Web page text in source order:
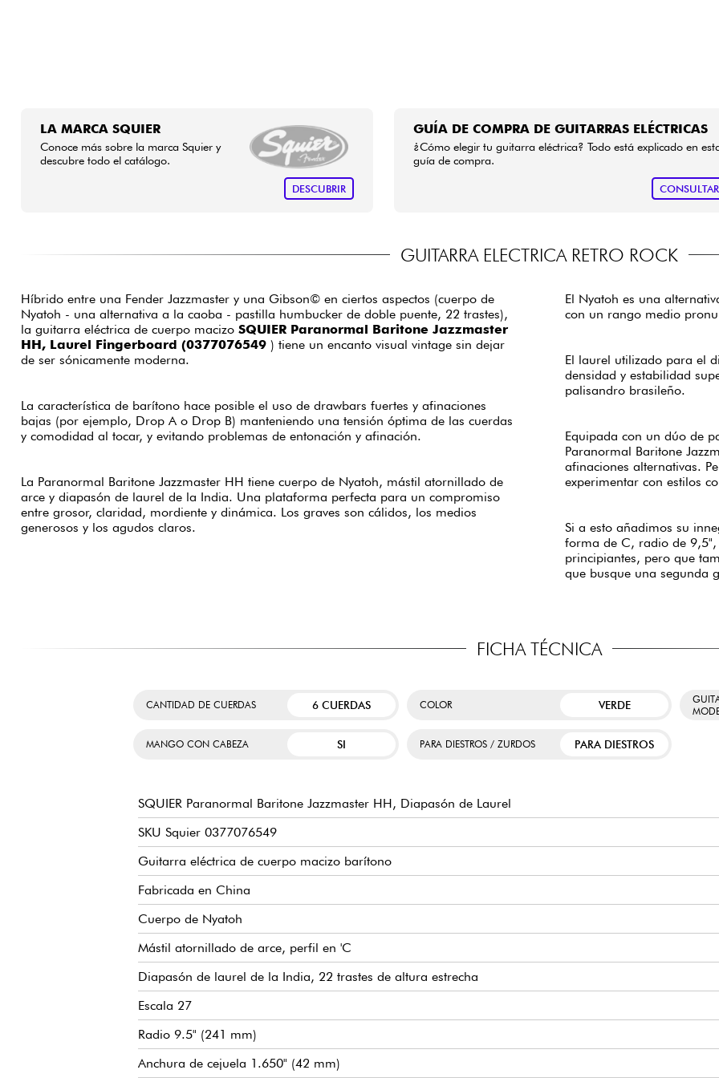
LA MARCA SQUIER
Conoce más sobre la marca Squier y
descubre todo el catálogo.
DESCUBRIR
GUÍA DE COMPRA DE GUITARRAS ELÉCTRICAS
¿Cómo elegir tu guitarra eléctrica? Todo está explicado en
guía de compra.
CONSULTAR
GUITARRA ELECTRICA RETRO ROCK
Híbrido entre una Fender Jazzmaster y una Gibson© en ciertos aspectos (cuerpo de
Nyatoh - una alternativa a la caoba - pastilla humbucker de doble puente, 22 trastes),
la guitarra eléctrica de cuerpo macizo SQUIER Paranormal Baritone Jazzmaster
HH, Laurel Fingerboard (0377076549) tiene un encanto visual vintage sin dejar
de ser sónicamente moderna.
La característica de barítono hace posible el uso de drawbars fuertes y afinaciones
bajas (por ejemplo, Drop A o Drop B) manteniendo una tensión óptima de las cuerdas
y comodidad al tocar, y evitando problemas de entonación y afinación.
La Paranormal Baritone Jazzmaster HH tiene cuerpo de Nyatoh, mástil atornillado de
arce y diapasón de laurel de la India. Una plataforma perfecta para un compromiso
entre grosor, claridad, mordiente y dinámica. Los graves son cálidos, los medios
generosos y los agudos claros.
El Nyatoh es una
con un rango medio
El laurel utilizado para el
densidad y estabilidad
palisandro brasileño.
Equipada con un dúo de
Paranormal Baritone
afinaciones alternativas.
experimentar con estilos
Si a esto añadimos su
forma de C, radio de 9,5",
principiantes, pero que
que busque una segunda
FICHA TÉCNICA
CANTIDAD DE CUERDAS 6 CUERDAS COLOR VERDE
MANGO CON CABEZA SI PARA DIESTROS / ZURDOS PARA DIESTROS
SQUIER Paranormal Baritone Jazzmaster HH, Diapasón de Laurel
SKU Squier 0377076549
Guitarra eléctrica de cuerpo macizo barítono
Fabricada en China
Cuerpo de Nyatoh
Mástil atornillado de arce, perfil en 'C
Diapasón de laurel de la India, 22 trastes de altura estrecha
Escala 27
Radio 9.5" (241 mm)
Anchura de cejuela 1.650" (42 mm)